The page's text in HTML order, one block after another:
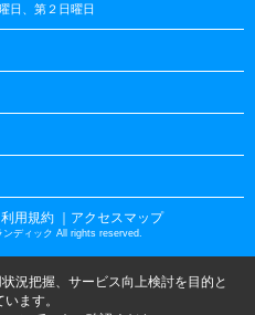
日、第２日曜日
利用規約 ｜アクセスマップ
ディック All rights reserved.
況把握、サービス向上検討を目的と
ます。